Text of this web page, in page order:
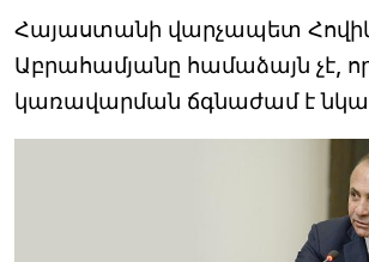
Հայաստանի վարչապետ
Աբրահամյանը համաձայն չէ,
կառավարման ճգնաժամ է